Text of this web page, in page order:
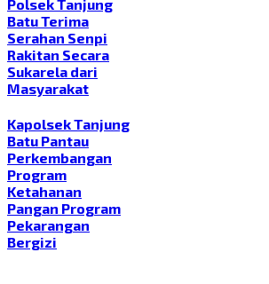
Polsek Tanjung
Batu Terima
Serahan Senpi
Rakitan Secara
Sukarela dari
Masyarakat
Kapolsek Tanjung
Batu Pantau
Perkembangan
Program
Ketahanan
Pangan Program
Pekarangan
Bergizi